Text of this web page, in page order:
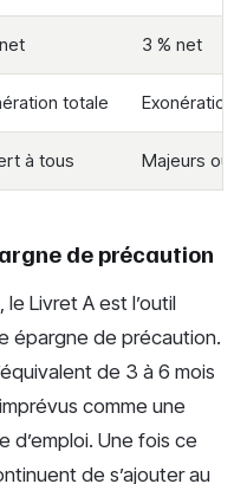
3 % net
totale Exonération
à tous Majeurs ou
de précaution
, le Livret A est l’outil
épargne de précaution.
de 3 à 6 mois
comme une
Une fois ce
de s’ajouter au